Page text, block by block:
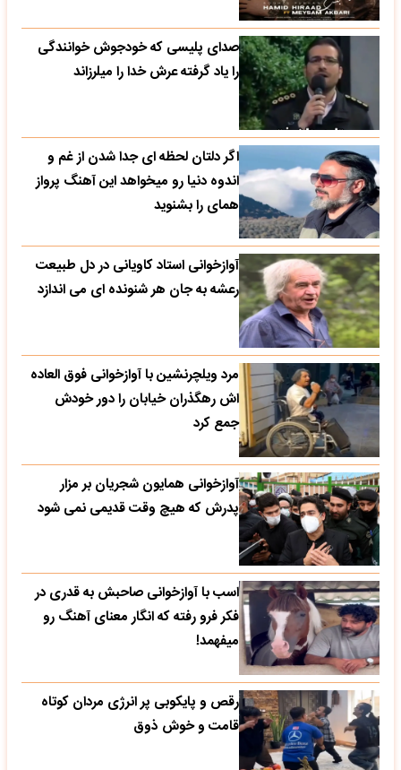
صدای پلیسی که خودجوش خوانندگی
را یاد گرفته عرش خدا را میلرزاند
اگر دلتان لحظه ای جدا شدن از غم و
اندوه دنیا رو میخواهد این آهنگ پرواز
همای را بشنوید
آوازخوانی استاد کاویانی در دل طبیعت
رعشه به جان هر شنونده ای می اندازد
مرد ویلچرنشین با آوازخوانی فوق العاده
اش رهگذران خیابان را دور خودش
جمع کرد
آوازخوانی همایون شجریان بر مزار
پدرش که هیچ وقت قدیمی نمی شود
اسب با آوازخوانی صاحبش به قدری در
فکر فرو رفته که انگار معنای آهنگ رو
میفهمد!
رقص و پایکوبی پر انرژی مردان کوتاه
قامت و خوش ذوق